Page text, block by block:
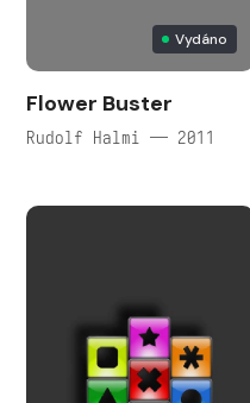
Vydáno
Flower Buster
Rudolf Halmi — 2011